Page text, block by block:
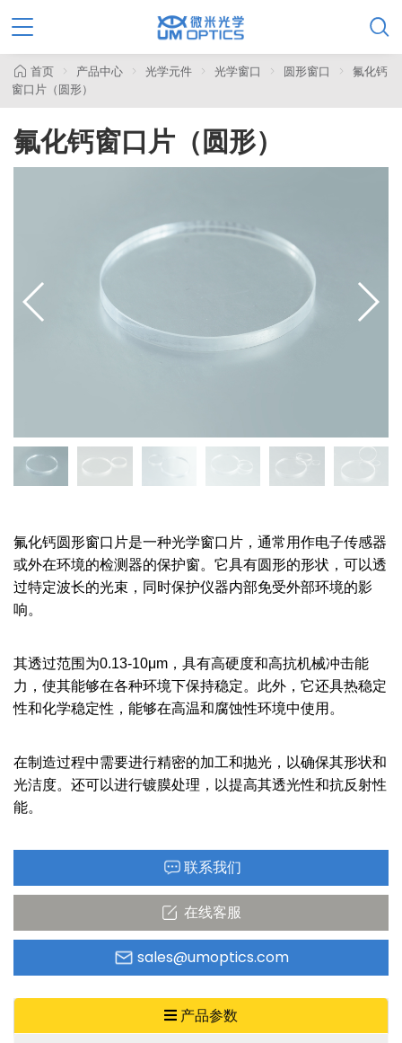

首页 产品中心 光学元件 光学窗口 圆形窗口
氟化钙
窗口片（圆形）
氟化钙窗口片（圆形）
氟化钙圆形窗口片是一种光学窗口片，通常用作电子传感器
或外在环境的检测器的保护窗。它具有圆形的形状，可以透
过特定波长的光束，同时保护仪器内部免受外部环境的影
响。
其透过范围为0.13-10μm，具有高硬度和高抗机械冲击能
力，使其能够在各种环境下保持稳定。此外，它还具热稳定
性和化学稳定性，能够在高温和腐蚀性环境中使用。
在制造过程中需要进行精密的加工和抛光，以确保其形状和
光洁度。还可以进行镀膜处理，以提高其透光性和抗反射性
能。
联系我们
在线客服
sales@umoptics.com
产品参数